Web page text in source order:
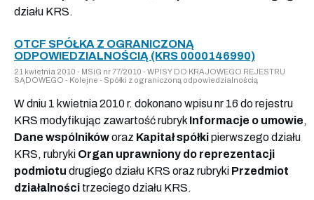
działu KRS.
OTCF SPÓŁKA Z OGRANICZONĄ
ODPOWIEDZIALNOŚCIĄ (KRS 0000146990)
21 kwietnia 2010 - MSiG nr 77/2010 - WPISY DO KRAJOWEGO REJESTRU
SĄDOWEGO - Kolejne - Spółki z ograniczoną odpowiedzialnością
W dniu 1 kwietnia 2010 r. dokonano wpisu nr 16 do rejestru
KRS modyfikując zawartość rubryk Informacje o umowie,
Dane wspólnikóworaz Kapitał spółkipierwszego działu
KRS, rubryki Organ uprawniony do reprezentacji
podmiotu drugiego działu KRS oraz rubryki Przedmiot
działalności trzeciego działu KRS.